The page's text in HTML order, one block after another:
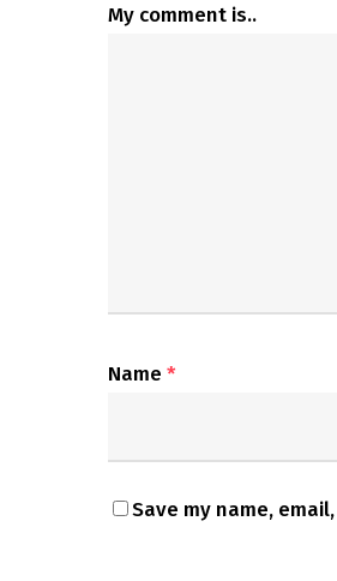
My comment is..
Name *
Save my name,